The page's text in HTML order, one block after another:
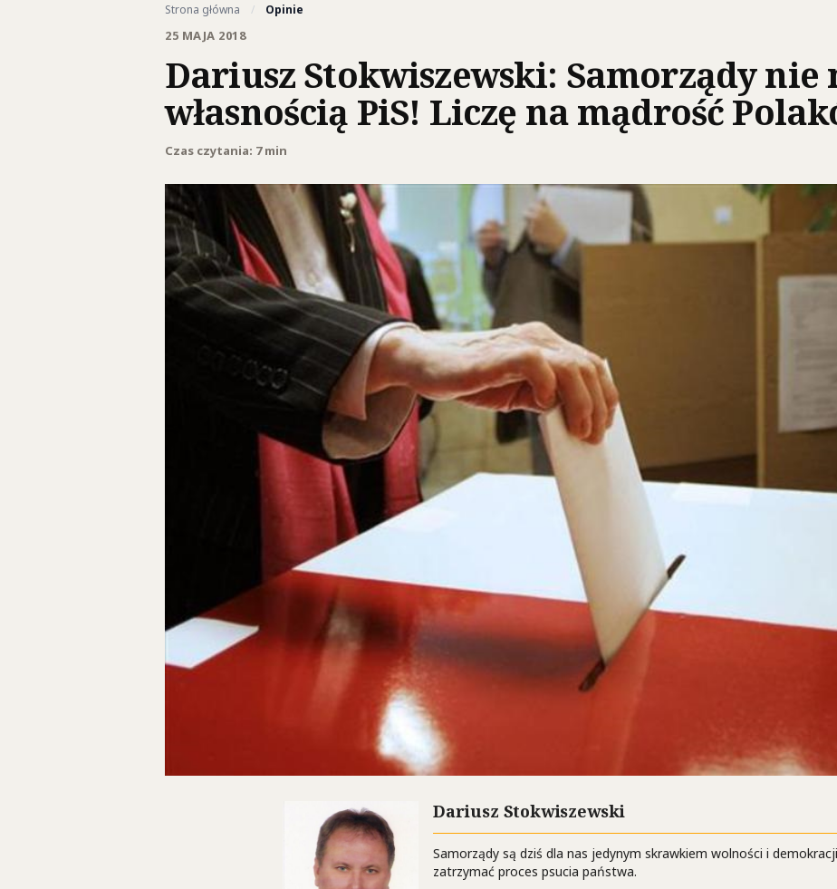
Strona główna / Opinie
25 MAJA 2018
Dariusz Stokwiszewski: Samorządy nie
własnością PiS! Liczę na mądrość
Czas czytania: 7 min
Dariusz Stokwiszewski
Samorządy są dziś dla nas jedynym skrawkiem wolności i
zatrzymać proces psucia państwa.